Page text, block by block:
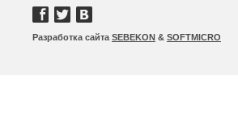
Разработка сайта SEBEKON & SOFTMICRO